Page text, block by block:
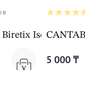
Biretix Isorepair
5 000 ₸